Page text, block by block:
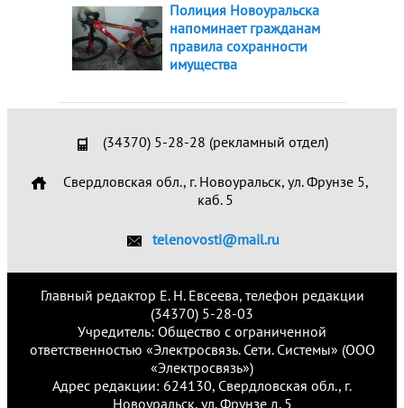
Полиция Новоуральска
напоминает гражданам
правила сохранности
имущества
(34370) 5-28-28 (рекламный отдел)
Свердловская обл., г. Новоуральск, ул. Фрунзе 5,
каб. 5
telenovosti@mail.ru
Главный редактор Е. Н. Евсеева, телефон редакции
(34370) 5-28-03
Учредитель: Общество с ограниченной
ответственностью «Электросвязь. Сети. Системы» (ООО
«Электросвязь»)
Адрес редакции: 624130, Свердловская обл., г.
Новоуральск, ул. Фрунзе д. 5